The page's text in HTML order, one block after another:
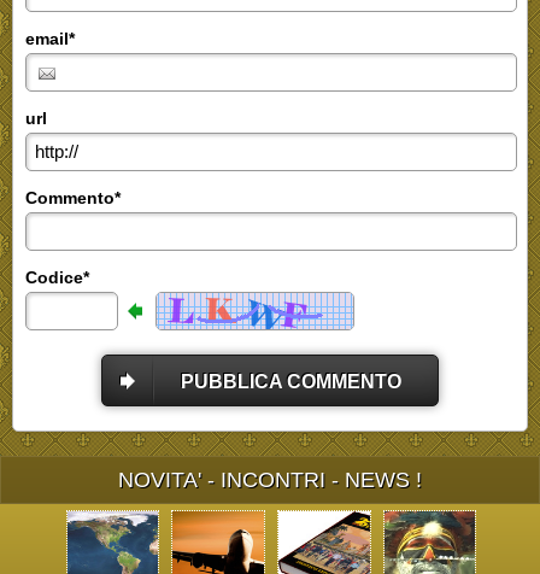
email*
url
Commento*
Codice*
PUBBLICA COMMENTO
NOVITA' - INCONTRI - NEWS !